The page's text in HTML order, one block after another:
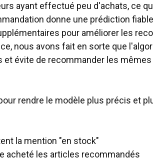
ayant effectué peu d'achats, ce
donne une prédiction
pour améliorer les
nous avons fait en sorte que
évite de recommander les
rendre le modèle plus précis et
la mention "en stock"
acheté les articles recommandés